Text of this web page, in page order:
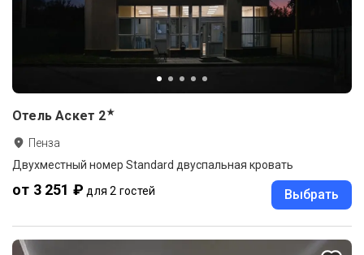
Отель Аскет 2★
Пенза
Двухместный номер Standard двуспальная кровать
от 3 251 ₽ для 2 гостей Выбрать